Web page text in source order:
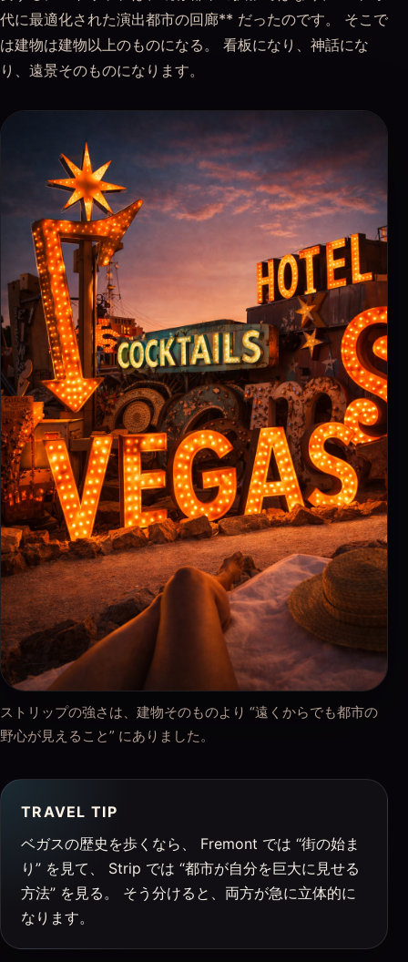
代に最適化された演出都市の回廊** だったのです。 そこで
は建物は建物以上のものになる。 看板になり、神話にな
り、遠景そのものになります。
ストリップの強さは、建物そのものより “遠くからでも都市の
野心が見えること” にありました。
TRAVEL TIP
ベガスの歴史を歩くなら、 Fremont では “街の始ま
り” を見て、 Strip では “都市が自分を巨大に見せる
方法” を見る。 そう分けると、両方が急に立体的に
なります。